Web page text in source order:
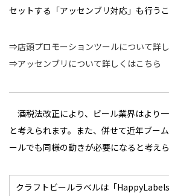
セットする「アッセンブリ対応」も行うこ
⇒店頭プロモーションツールについて詳
⇒アッセンブリについて詳しくはこちら
酒税法改正により、ビール業界はより
と考えられます。また、併せて近年ブー
ールでも同様の動きが必要になると考えら
クラフトビールラベルは「